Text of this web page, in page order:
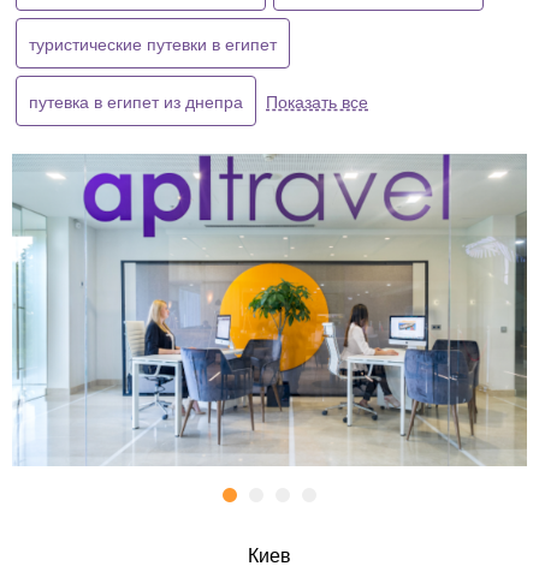
туристические путевки в египет
путевка в египет из днепра Показать все
Киев